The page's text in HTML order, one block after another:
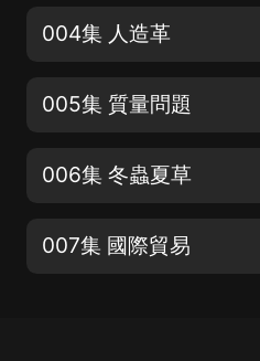
004集 人造革
005集 質量問題
006集 冬蟲夏草
007集 國際貿易